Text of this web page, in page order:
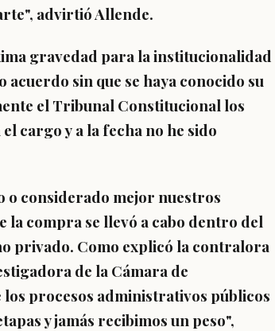
", advirtió Allende.
gravedad para la institucionalidad
sin que se haya conocido su
el Tribunal Constitucional los
cargo y a la fecha no he sido
o considerado mejor nuestros
la compra se llevó a cabo dentro del
privado. Como explicó la contralora
de la Cámara de
procesos administrativos públicos
y jamás recibimos un peso",